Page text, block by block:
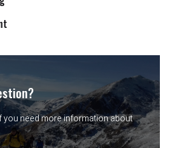
you need more information about